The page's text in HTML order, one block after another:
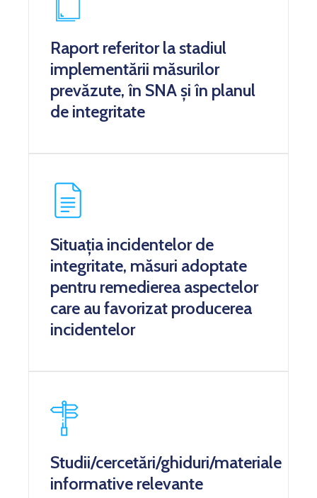
Raport referitor la stadiul
implementării măsurilor
prevăzute, în SNA și în planul
de integritate
Situația incidentelor de
integritate, măsuri adoptate
pentru remedierea aspectelor
care au favorizat producerea
incidentelor
Studii/cercetări/ghiduri/materiale
informative relevante